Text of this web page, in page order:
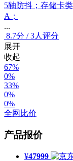
5轴防抖；存储卡
A；
...
8.7分 /3人评分
展开
收起
67%
0%
33%
0%
0%
全网比价
产品报价
¥47999